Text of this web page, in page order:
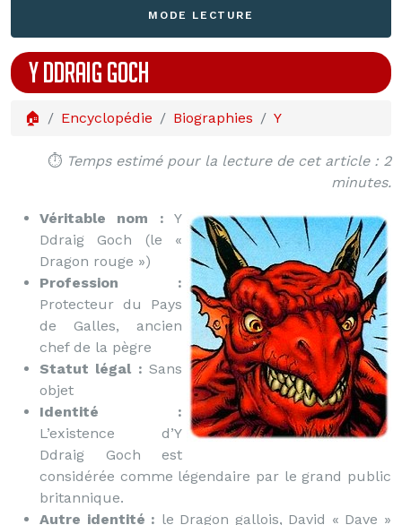
MODE LECTURE
Y DDRAIG GOCH
🏠 Encyclopédie Biographies Y
⏱️ Temps estimé pour la lecture de cet article : 2
minutes.
Véritable nom : Y
Ddraig Goch (le «
Dragon rouge »)
Profession :
Protecteur du Pays
de Galles, ancien
chef de la pègre
Statut légal : Sans
objet
Identité :
L’existence d’Y
Ddraig Goch est
considérée comme légendaire par le grand public
britannique.
Autre identité : le Dragon gallois, David « Dave »